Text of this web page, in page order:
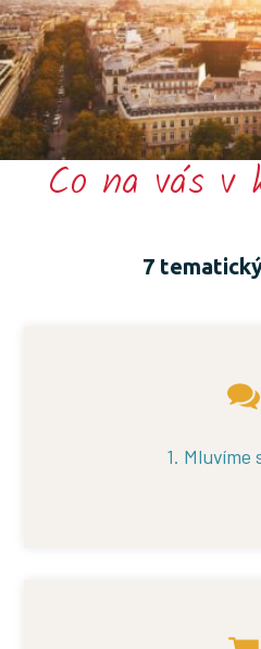
Co na vás v
7
1. Mluvíme